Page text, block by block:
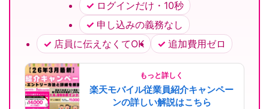
ログインだけ・10秒
申し込みの義務なし
店員に伝えなくてOK
追加費用ゼロ
もっと詳しく
楽天モバイル従業員紹介キャンペー
ンの詳しい解説はこちら